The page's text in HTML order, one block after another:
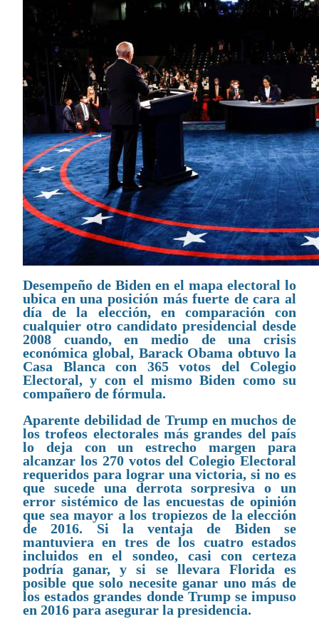
Desempeño de Biden en el mapa electoral lo
ubica en una posición más fuerte de cara al
día de la elección, en comparación con
cualquier otro candidato presidencial desde
2008 cuando, en medio de una crisis
económica global, Barack Obama obtuvo la
Casa Blanca con 365 votos del Colegio
Electoral, y con el mismo Biden como su
compañero de fórmula.
Aparente debilidad de Trump en muchos de
los trofeos electorales más grandes del país
lo deja con un estrecho margen para
alcanzar los 270 votos del Colegio Electoral
requeridos para lograr una victoria, si no es
que sucede una derrota sorpresiva o un
error sistémico de las encuestas de opinión
que sea mayor a los tropiezos de la elección
de 2016. Si la ventaja de Biden se
mantuviera en tres de los cuatro estados
incluidos en el sondeo, casi con certeza
podría ganar, y si se llevara Florida es
posible que solo necesite ganar uno más de
los estados grandes donde Trump se impuso
en 2016 para asegurar la presidencia.